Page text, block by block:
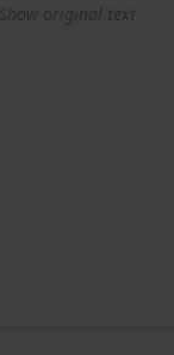
Show original text